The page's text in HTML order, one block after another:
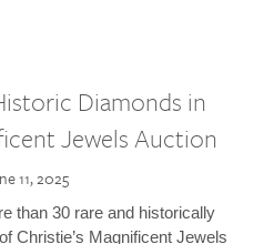
Diamonds in
Jewels Auction
11, 2025
than 30 rare and historically
Christie’s Magnificent Jewels